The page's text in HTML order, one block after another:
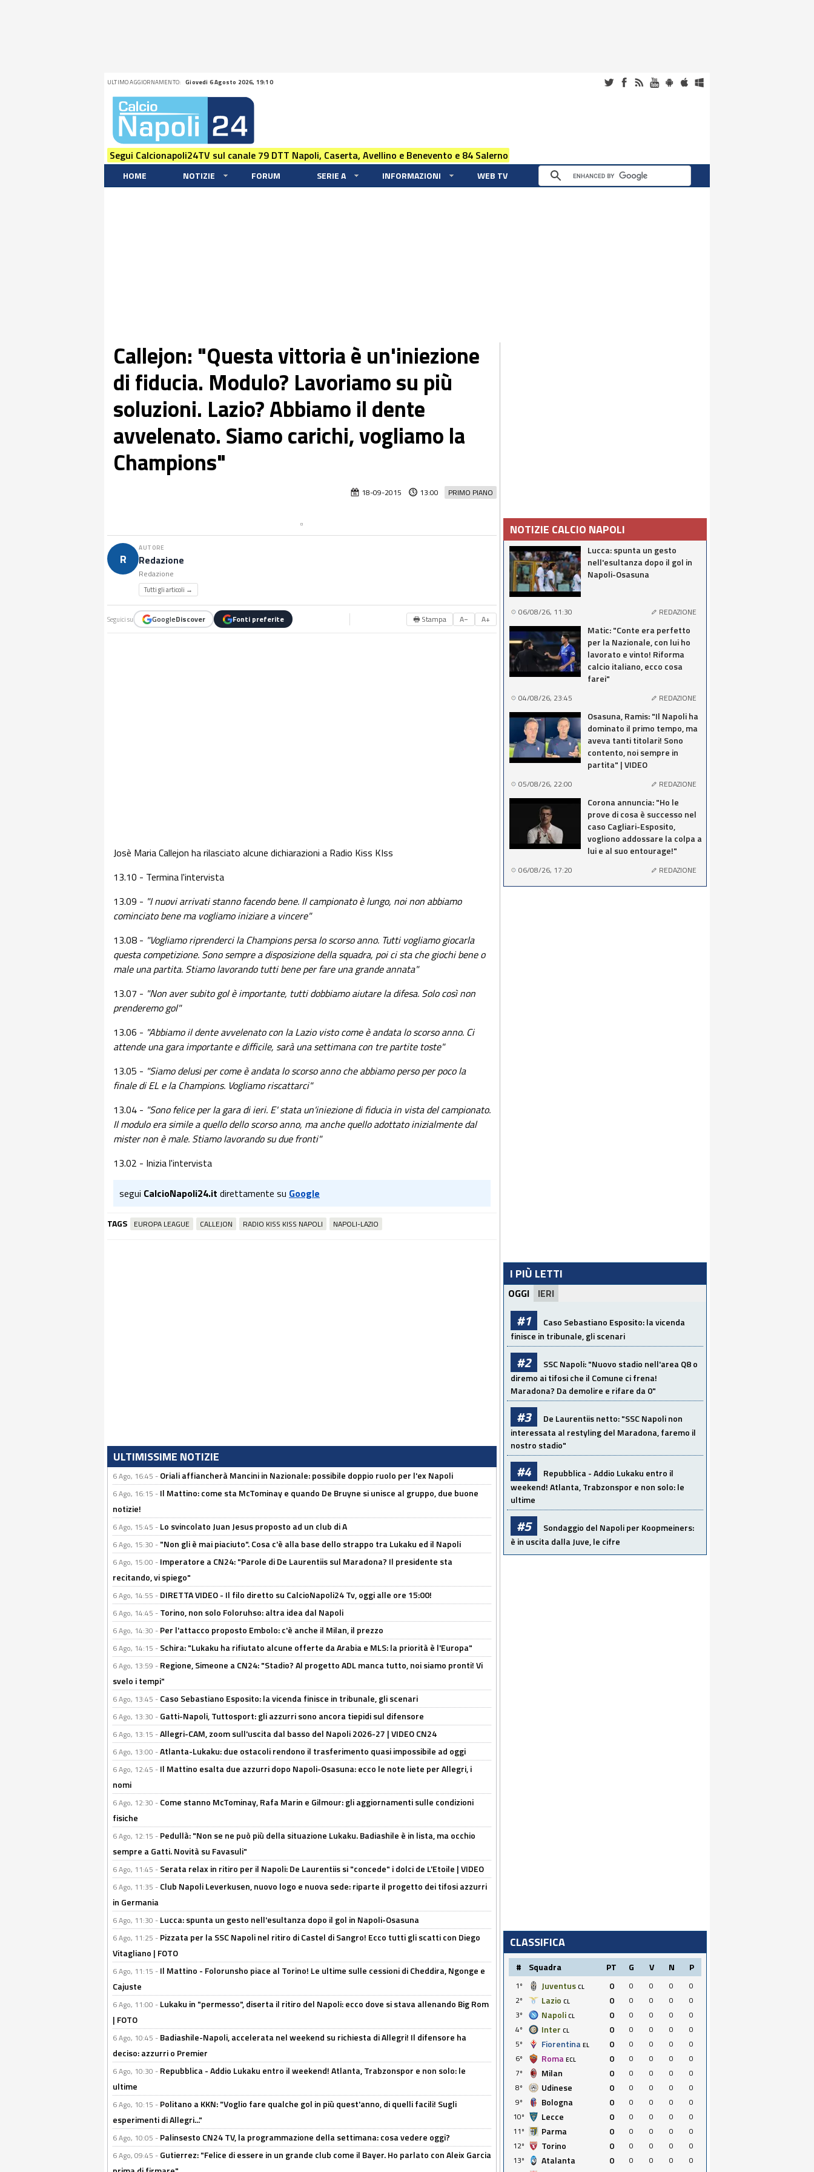
ULTIMO AGGIORNAMENTO: Giovedi 6 Agosto 2026, 19:10
Segui Calcionapoli24TV sul canale 79 DTT Napoli, Caserta, Avellino e Benevento e 84 Salerno
HOME NOTIZIE FORUM SERIE A INFORMAZIONI WEB TV
Callejon: "Questa vittoria è un'iniezione
di fiducia. Modulo? Lavoriamo su più
soluzioni. Lazio? Abbiamo il dente
avvelenato. Siamo carichi, vogliamo la
Champions"
PRIMO PIANO
18-09-2015 13:00
R
AUTORE
Redazione
Redazione
Tutti gli articoli →
Seguici su GoogleDiscover Fonti preferite 🖶 Stampa A− A+
Josè Maria Callejon ha rilasciato alcune dichiarazioni a Radio Kiss KIss
13.10 - Termina l'intervista
13.09 - "I nuovi arrivati stanno facendo bene. Il campionato è lungo, noi non abbiamo
cominciato bene ma vogliamo iniziare a vincere"
13.08 - "Vogliamo riprenderci la Champions persa lo scorso anno. Tutti vogliamo giocarla
questa competizione. Sono sempre a disposizione della squadra, poi ci sta che giochi bene o
male una partita. Stiamo lavorando tutti bene per fare una grande annata"
13.07 - "Non aver subito gol è importante, tutti dobbiamo aiutare la difesa. Solo così non
prenderemo gol"
13.06 - "Abbiamo il dente avvelenato con la Lazio visto come è andata lo scorso anno. Ci
attende una gara importante e difficile, sarà una settimana con tre partite toste"
13.05 - "Siamo delusi per come è andata lo scorso anno che abbiamo perso per poco la
finale di EL e la Champions. Vogliamo riscattarci"
13.04 - "Sono felice per la gara di ieri. E' stata un'iniezione di fiducia in vista del campionato.
Il modulo era simile a quello dello scorso anno, ma anche quello adottato inizialmente dal
mister non è male. Stiamo lavorando su due fronti"
13.02 - Inizia l'intervista
segui CalcioNapoli24.it direttamente su Google
TAGS EUROPA LEAGUE CALLEJON RADIO KISS KISS NAPOLI NAPOLI-LAZIO
ULTIMISSIME NOTIZIE
6 Ago, 16:45 - Oriali affiancherà Mancini in Nazionale: possibile doppio ruolo per l'ex Napoli
6 Ago, 16:15 - Il Mattino: come sta McTominay e quando De Bruyne si unisce al gruppo, due buone
notizie!
6 Ago, 15:45 - Lo svincolato Juan Jesus proposto ad un club di A
6 Ago, 15:30 - "Non gli è mai piaciuto". Cosa c'è alla base dello strappo tra Lukaku ed il Napoli
6 Ago, 15:00 - Imperatore a CN24: "Parole di De Laurentiis sul Maradona? Il presidente sta
recitando, vi spiego"
6 Ago, 14:55 - DIRETTA VIDEO - Il filo diretto su CalcioNapoli24 Tv, oggi alle ore 15:00!
6 Ago, 14:45 - Torino, non solo Foloruhso: altra idea dal Napoli
6 Ago, 14:30 - Per l'attacco proposto Embolo: c'è anche il Milan, il prezzo
6 Ago, 14:15 - Schira: "Lukaku ha rifiutato alcune offerte da Arabia e MLS: la priorità è l'Europa"
6 Ago, 13:59 - Regione, Simeone a CN24: "Stadio? Al progetto ADL manca tutto, noi siamo pronti! Vi
svelo i tempi"
6 Ago, 13:45 - Caso Sebastiano Esposito: la vicenda finisce in tribunale, gli scenari
6 Ago, 13:30 - Gatti-Napoli, Tuttosport: gli azzurri sono ancora tiepidi sul difensore
6 Ago, 13:15 -Allegri-CAM, zoom sull'uscita dal basso del Napoli 2026-27 | VIDEO CN24
6 Ago, 13:00 -Atlanta-Lukaku: due ostacoli rendono il trasferimento quasi impossibile ad oggi
6 Ago, 12:45 - Il Mattino esalta due azzurri dopo Napoli-Osasuna: ecco le note liete per Allegri, i
nomi
6 Ago, 12:30 - Come stanno McTominay, Rafa Marin e Gilmour: gli aggiornamenti sulle condizioni
fisiche
6 Ago, 12:15 - Pedullà: "Non se ne può più della situazione Lukaku. Badiashile è in lista, ma occhio
sempre a Gatti. Novità su Favasuli"
6 Ago, 11:45 - Serata relax in ritiro per il Napoli: De Laurentiis si "concede" i dolci de L'Etoile | VIDEO
6 Ago, 11:35 - Club Napoli Leverkusen, nuovo logo e nuova sede: riparte il progetto dei tifosi azzurri
in Germania
6 Ago, 11:30 - Lucca: spunta un gesto nell'esultanza dopo il gol in Napoli-Osasuna
6 Ago, 11:25 - Pizzata per la SSC Napoli nel ritiro di Castel di Sangro! Ecco tutti gli scatti con Diego
Vitagliano | FOTO
6 Ago, 11:15 - Il Mattino - Folorunsho piace al Torino! Le ultime sulle cessioni di Cheddira, Ngonge e
Cajuste
6 Ago, 11:00 - Lukaku in "permesso", diserta il ritiro del Napoli: ecco dove si stava allenando Big Rom
| FOTO
6 Ago, 10:45 - Badiashile-Napoli, accelerata nel weekend su richiesta di Allegri! Il difensore ha
deciso: azzurri o Premier
6 Ago, 10:30 - Repubblica - Addio Lukaku entro il weekend! Atlanta, Trabzonspor e non solo: le
ultime
6 Ago, 10:15 - Politano a KKN: "Voglio fare qualche gol in più quest'anno, di quelli facili! Sugli
esperimenti di Allegri..."
6 Ago, 10:05 - Palinsesto CN24 TV, la programmazione della settimana: cosa vedere oggi?
6 Ago, 09:45 - Gutierrez: "Felice di essere in un grande club come il Bayer. Ho parlato con Aleix Garcia
NOTIZIE CALCIO NAPOLI
Lucca: spunta un gesto
nell'esultanza dopo il gol in
Napoli-Osasuna
06/08/26, 11:30 REDAZIONE
Matic: "Conte era perfetto
per la Nazionale, con lui ho
lavorato e vinto! Riforma
calcio italiano, ecco cosa
farei"
04/08/26, 23:45 REDAZIONE
Osasuna, Ramis: "Il Napoli ha
dominato il primo tempo, ma
aveva tanti titolari! Sono
contento, noi sempre in
partita" | VIDEO
05/08/26, 22:00 REDAZIONE
Corona annuncia: "Ho le
prove di cosa è successo nel
caso Cagliari-Esposito,
vogliono addossare la colpa a
lui e al suo entourage!"
06/08/26, 17:20 REDAZIONE
I PIÙ LETTI
OGGI IERI
#1
Caso Sebastiano Esposito: la vicenda
finisce in tribunale, gli scenari
#2
SSC Napoli: "Nuovo stadio nell'area Q8 o
diremo ai tifosi che il Comune ci frena!
Maradona? Da demolire e rifare da 0"
#3
De Laurentiis netto: "SSC Napoli non
interessata al restyling del Maradona, faremo il
nostro stadio"
#4
Repubblica - Addio Lukaku entro il
weekend! Atlanta, Trabzonspor e non solo: le
ultime
#5
Sondaggio del Napoli per Koopmeiners:
è in uscita dalla Juve, le cifre
CLASSIFICA
# Squadra PT G V N P
1º Juventus CL 0 0 0 0
0
2º
Lazio CL 0 0 0 0
0
3º
Napoli CL 0 0 0 0
0
4º
Inter CL 0 0 0 0
0
5º
Fiorentina EL 0 0 0 0
0
6º
Roma ECL 0 0 0 0
0
7º
Milan 0 0 0 0
0
8º
Udinese 0 0 0 0
0
9º
Bologna 0 0 0 0
0
10º
Lecce 0 0 0 0
0
11º
Parma 0 0 0 0
0
12º
Torino 0 0 0 0
0
13º
Atalanta 0 0 0 0
0